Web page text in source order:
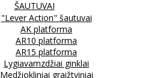
ŠAUTUVAI
"Lever Action" šautuvai
AK platforma
AR10 platforma
AR15 platforma
Lygiavamzdžiai ginklai
Medžiokliniai graižtviniai